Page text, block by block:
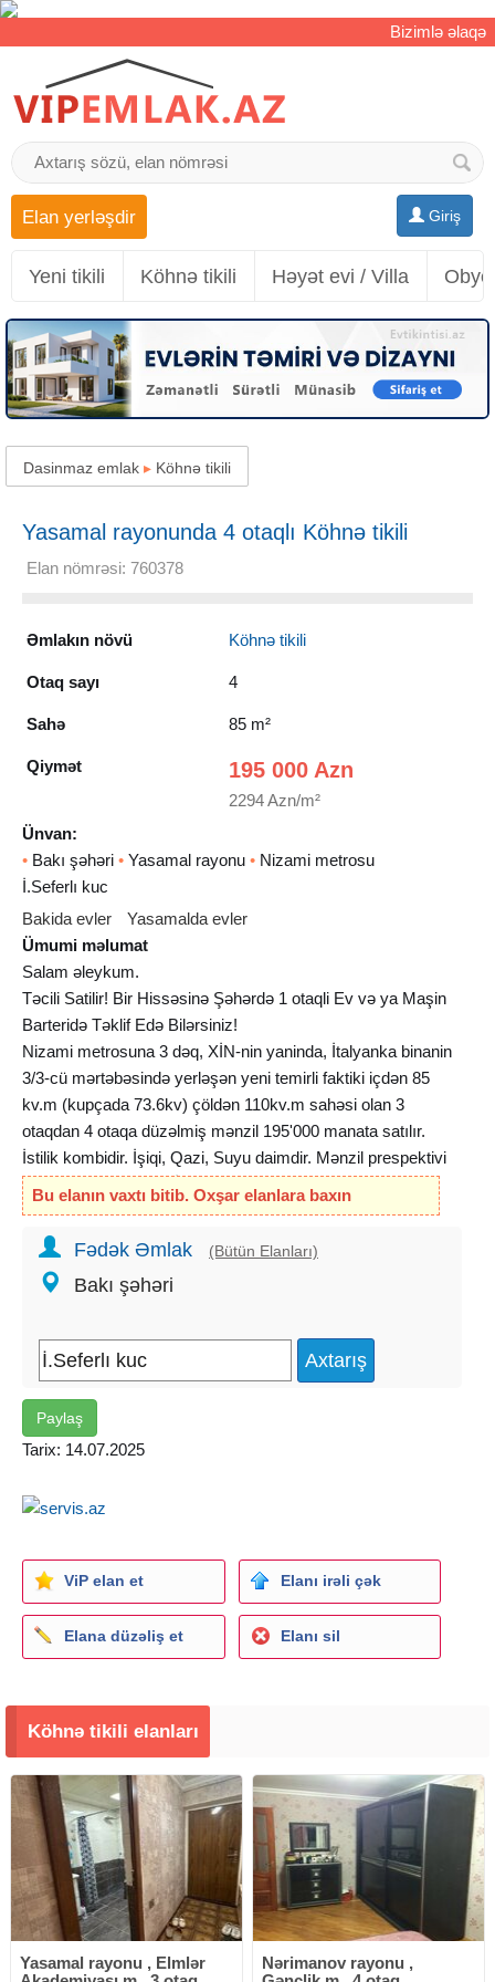
Bizimlə əlaqə
Giriş
Elan yerləşdir
Yeni tikili Köhnə tikili Həyət evi / Villa
Dasinmaz emlak ▸ Köhnə tikili
Yasamal rayonunda 4 otaqlı Köhnə tikili
Satılır, 85 m²
Elan nömrəsi: 760378
Əmlakın növü Köhnə tikili
Otaq sayı 4
Sahə 85 m²
Qiymət 195 000 Azn
2294 Azn/m²
Ünvan:
• Bakı şəhəri • Yasamal rayonu • Nizami metrosu
İ.Seferlı kuc
Bakida evler
Yasamalda evler
Ümumi məlumat
Salam əleykum.
Təcili Satilir! Bir Hissəsinə Şəhərdə 1 otaqli Ev və ya Maşin
Barteridə Təklif Edə Bilərsiniz!
Nizami metrosuna 3 dəq, XİN-nin yaninda, İtalyanka binanin
3/3-cü mərtəbəsində yerləşən yeni temirli faktiki içdən 85
kv.m (kupçada 73.6kv) çöldən 110kv.m sahəsi olan 3
otaqdan 4 otaqa düzəlmiş mənzil 195'000 manata satılır.
İstilik kombidir. İşiqi, Qazi, Suyu daimdir. Mənzil prespektivi
olan ərazidə yerləşir. İnvestisiya üçün əladır! Alib
verməkdə olar. Kirayə dəyəri 800 Azn-dir.
Elave melumat ucun zeng edin və ya bu nömrənin 898-də
vatçap var.
Xidmət Haqqimiz "Alici" Tərəfindən 1% Ödəniləcək!
Bu elanın vaxtı bitib. Oxşar elanlara baxın
Fədək Əmlak (Bütün Elanları)
Bakı şəhəri
Paylaş
Tarix: 14.07.2025
ViP elan et Elanı irəli çək
Elana düzəliş et Elanı sil
Köhnə tikili elanları
Yasamal rayonu , Elmlər
Nərimanov rayonu ,